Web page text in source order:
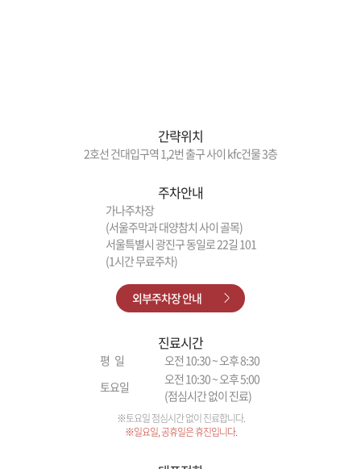
간략위치
2호선 건대입구역 1,2번 출구 사이 kfc건물 3층
주차안내
가나주차장
(서울주막과 대양참치 사이 골목)
서울특별시 광진구 동일로 22길 101
(1시간 무료주차)
외부주차장 안내
진료시간
평 일
오전 10:30 ~ 오후 8:30
토요일
오전 10:30 ~ 오후 5:00
(점심시간 없이 진료)
※토요일 점심시간 없이 진료합니다.
※일요일, 공휴일은 휴진입니다.